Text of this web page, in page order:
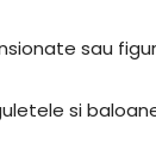
sau
si